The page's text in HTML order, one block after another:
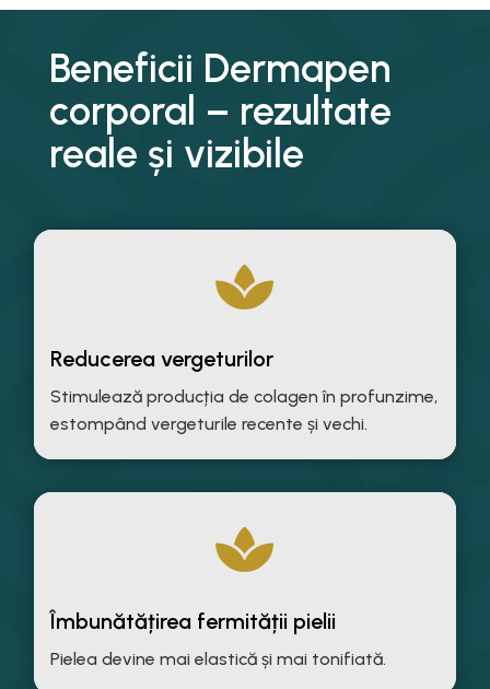
Beneficii Dermapen
corporal – rezultate
reale și vizibile

Reducerea vergeturilor
Stimulează producția de colagen în profunzime,
estompând vergeturile recente și vechi.

Îmbunătățirea fermității pielii
Pielea devine mai elastică și mai tonifiată.